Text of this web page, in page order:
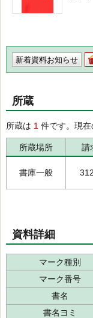
新着資料お知らせ
所蔵
所蔵は 1 件です。現
所蔵場所 請
書庫一般
資料詳細
マーク種別
マーク番号
書名
書名ヨミ